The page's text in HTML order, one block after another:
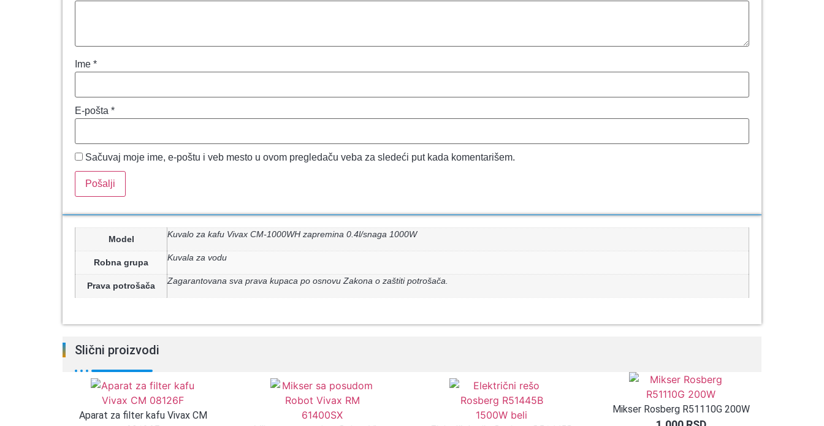
Ime *
E-pošta *
Sačuvaj moje ime, e-poštu i veb mesto u ovom pregledaču veba za sledeći put kada komentarišem.
Model Kuvalo za kafu Vivax CM-1000WH zapremina 0.4l/snaga 1000W
Robna grupa Kuvala za vodu
Prava potrošača Zagarantovana sva prava kupaca po osnovu Zakona o zaštiti potrošača.
Slični proizvodi
Aparat za filter kafu Vivax CM
Mikser Rosberg R51110G 200W